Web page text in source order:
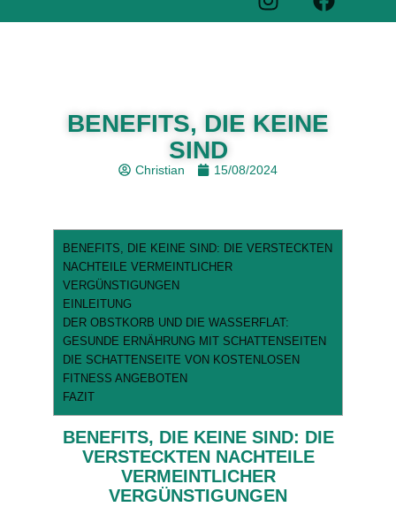
BENEFITS, DIE KEINE
SIND
Christian 15/08/2024
BENEFITS, DIE KEINE SIND: DIE VERSTECKTEN
NACHTEILE VERMEINTLICHER
VERGÜNSTIGUNGEN
EINLEITUNG
DER OBSTKORB UND DIE WASSERFLAT:
GESUNDE ERNÄHRUNG MIT SCHATTENSEITEN
DIE SCHATTENSEITE VON KOSTENLOSEN
FITNESS ANGEBOTEN
FAZIT
BENEFITS, DIE KEINE SIND: DIE
VERSTECKTEN NACHTEILE
VERMEINTLICHER
VERGÜNSTIGUNGEN